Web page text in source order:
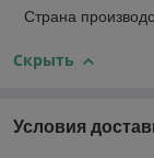
Страна
Скрыть
Условия